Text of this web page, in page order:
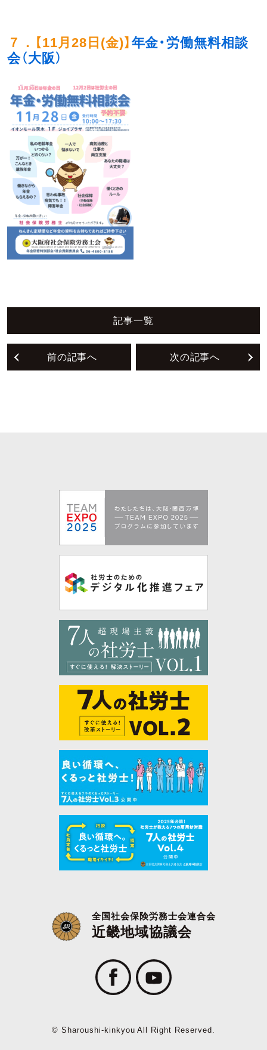
７． 【11月28日(金)】 年金・労働無料相談
会（大阪）
記事一覧
前の記事へ 次の記事へ
全国社会保険労務士会連合会
近畿地域協議会
© Sharoushi-kinkyou All Right Reserved.